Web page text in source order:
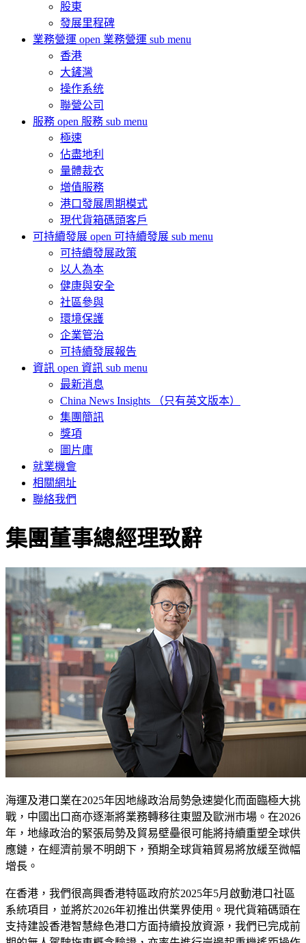
股東
發展里程碑
業務營運 open 業務營運 sub menu
香港
大鏟灣
操作系统
聯營公司
服務 open 服務 sub menu
極速
佔盡地利
量體裁衣
增值服務
港口發展周期模式
現代貨箱碼頭客戶
可持續發展 open 可持續發展 sub menu
可持續發展政策
以人為本
健康與安全
社區參與
環境保護
企業管治
可持續發展報告
資訊 open 資訊 sub menu
最新消息
China News Insights （只有英文版本）
集團簡訊
獎項
圖片庫
就業機會
相關網址
聯絡我們
集團董事總經理致辭
海運及港口業在2025年因地緣政治局勢急速變化而面臨極大挑
戰，中國出口商亦逐漸將業務轉移往東盟及歐洲市場。在2026
年，地緣政治的緊張局勢及貿易壁壘很可能將持續重塑全球供
應鏈，在經濟前景不明朗下，預期全球貨箱貿易將放緩至微幅
增長。
在香港，我們很高興香港特區政府於2025年5月啟動港口社區
系統項目，並將於2026年初推出供業界使用。現代貨箱碼頭在
支持建設香港智慧綠色港口方面持續投放資源，我們已完成前